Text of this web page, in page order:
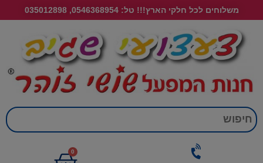
משלוחים לכל חלקי הארץ!!! טל: 0546368954, 035012898
0